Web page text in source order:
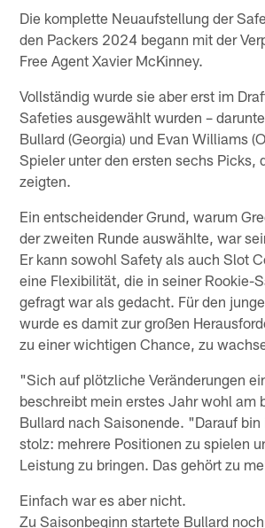
Die komplette Neuaufstellung der
den Packers 2024 begann mit der
Free Agent Xavier McKinney.
Vollständig wurde sie aber erst im
Safeties ausgewählt wurden –
Bullard (Georgia) und Evan Williams
Spieler unter den ersten sechs Picks,
zeigten.
Ein entscheidender Grund, warum
der zweiten Runde auswählte, war
Er kann sowohl Safety als auch Slot
eine Flexibilität, die in seiner Rookie-
gefragt war als gedacht. Für den
wurde es damit zur großen
zu einer wichtigen Chance, zu
"Sich auf plötzliche Veränderungen
beschreibt mein erstes Jahr wohl am
Bullard nach Saisonende. "Darauf
stolz: mehrere Positionen zu spielen
Leistung zu bringen. Das gehört zu
Einfach war es aber nicht.
Zu Saisonbeginn startete Bullard